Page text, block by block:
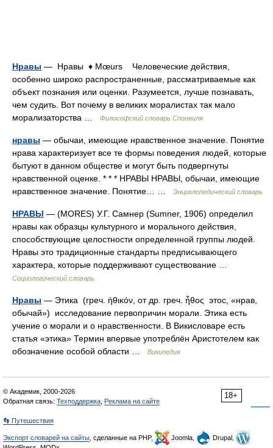
Нравы — Нравы ♦ Mœurs Человеческие действия,
особенно широко распространенные, рассматриваемые как
объект познания или оценки. Разумеется, лучше познавать,
чем судить. Вот почему в великих моралистах так мало
морализаторства …
Философский словарь Спонвиля
нравы — обычаи, имеющие нравственное значение. Понятие
нрава характеризует все те формы поведения людей, которые
бытуют в данном обществе и могут быть подвергнуты
нравственной оценке. * * * НРАВЫ НРАВЫ, обычаи, имеющие
нравственное значение. Понятие… …
Энциклопедический словарь
НРАВЫ — (MORES) У.Г. Самнер (Sumner, 1906) определил
нравы как образцы культурного и морального действия,
способствующие целостности определенной группы людей.
Нравы это традиционные стандарты предписывающего
характера, которые поддерживают существование …
Социологический словарь
Нравы — Этика (греч. ἠθικόν, от др. греч. ἦθος этос, «нрав,
обычай») исследование первопричин морали. Этика есть
учение о морали и о нравственности. В Викисловаре есть
статья «этика» Термин впервые употреблён Аристотелем как
обозначение особой области …
Википедия
18+
© Академик, 2000-2026
Обратная связь: Техподдержка Реклама на сайте
👣 Путешествия
Экспорт словарей на сайты , сделанные на PHP, Joomla,
Drupal,